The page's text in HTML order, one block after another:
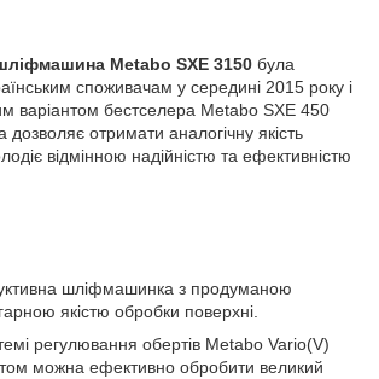
Metabo SXE 3150 була
споживачам у середині 2015 року і
варіантом бестселера Metabo SXE 450
отримати аналогічну якість
відмінною надійністю та ефективністю
шліфмашинка з продуманою
якістю обробки поверхні.
регулювання обертів Metabo Vario(V)
можна ефективно обробити великий